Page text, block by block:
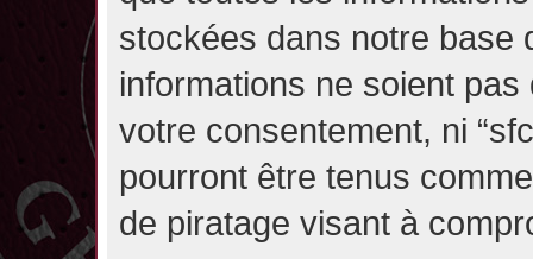
stockées dans notre base
informations ne soient
votre consentement, ni
pourront être tenus
de piratage visant à